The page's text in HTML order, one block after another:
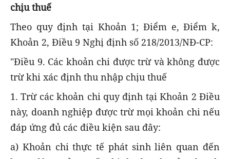
chịu thuế
Theo quy định tại Khoản 1; Điểm e, Điểm k,
Khoản 2, Điều 9 Nghị định số 218/2013/NĐ-CP:
"Điều 9. Các khoản chi được trừ và không được
trừ khi xác định thu nhập chịu thuế
1. Trừ các khoản chi quy định tại Khoản 2 Điều
này, doanh nghiệp được trừ mọi khoản chi nếu
đáp ứng đủ các điều kiện sau đây:
a) Khoản chi thực tế phát sinh liên quan đến